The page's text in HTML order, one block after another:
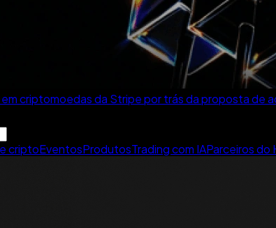
criptomoedas da Stripe por trás da proposta de
criptoEventosProdutosTrading com IAParceiros do